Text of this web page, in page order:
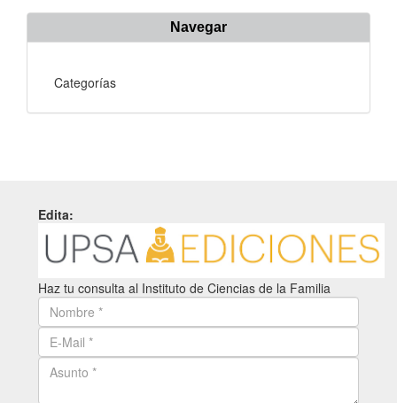
Navegar
Categorías
Edita:
Haz tu consulta al Instituto de Ciencias de la Familia